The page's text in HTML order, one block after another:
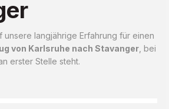
unsere langjährige Erfahrung für einen
von Karlsruhe nach Stavanger , bei
erster Stelle steht.